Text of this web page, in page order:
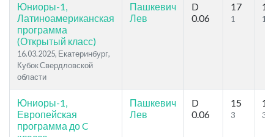
Юниоры-1,
Латиноамериканская
программа
(Открытый класс)
16.03.2025, Екатеринбург,
Кубок Свердловской
области
Пашкевич
Лев
D
0.06
17
1
17
1
Юниоры-1,
Европейская
программа до C
Пашкевич
Лев
D
0.06
15
3
15
3